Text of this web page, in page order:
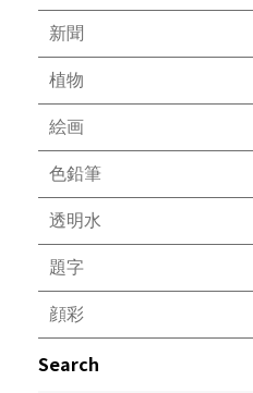
新聞
植物
絵画
色鉛筆
透明水
題字
顔彩
Search